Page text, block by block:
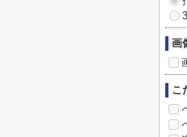
画
こ